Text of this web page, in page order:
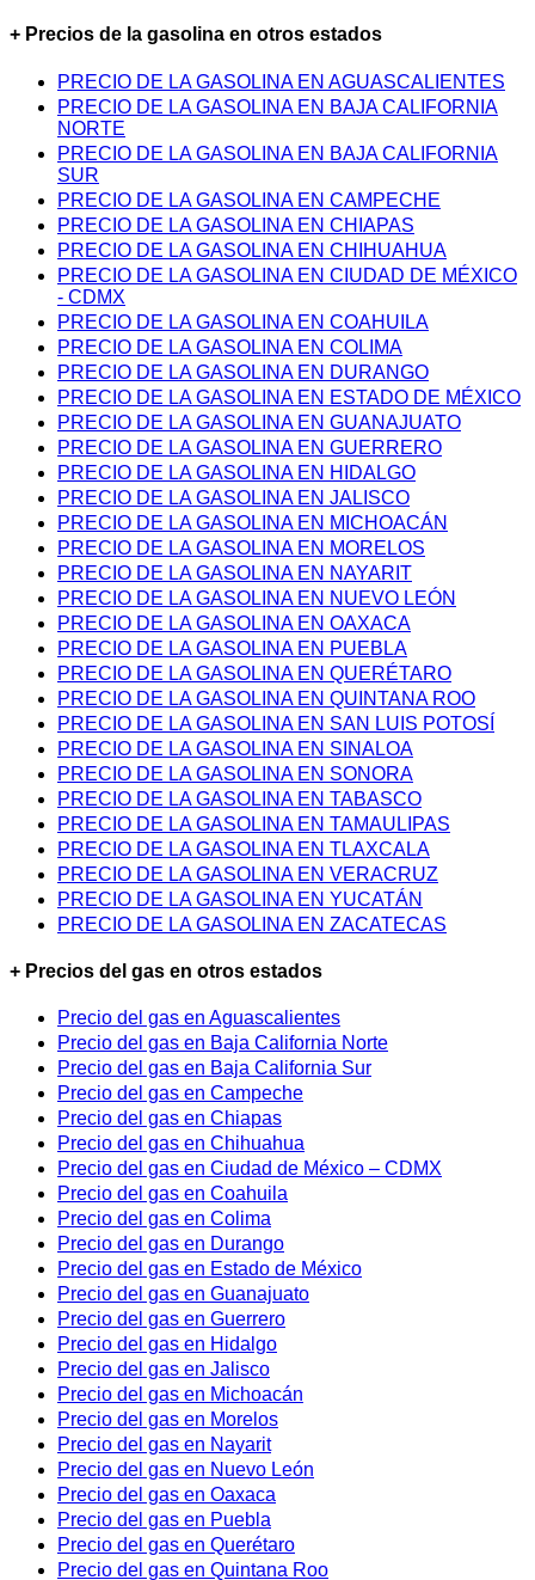
+ Precios de la gasolina en otros estados
PRECIO DE LA GASOLINA EN AGUASCALIENTES
PRECIO DE LA GASOLINA EN BAJA CALIFORNIA
NORTE
PRECIO DE LA GASOLINA EN BAJA CALIFORNIA
SUR
PRECIO DE LA GASOLINA EN CAMPECHE
PRECIO DE LA GASOLINA EN CHIAPAS
PRECIO DE LA GASOLINA EN CHIHUAHUA
PRECIO DE LA GASOLINA EN CIUDAD DE MÉXICO
- CDMX
PRECIO DE LA GASOLINA EN COAHUILA
PRECIO DE LA GASOLINA EN COLIMA
PRECIO DE LA GASOLINA EN DURANGO
PRECIO DE LA GASOLINA EN ESTADO DE MÉXICO
PRECIO DE LA GASOLINA EN GUANAJUATO
PRECIO DE LA GASOLINA EN GUERRERO
PRECIO DE LA GASOLINA EN HIDALGO
PRECIO DE LA GASOLINA EN JALISCO
PRECIO DE LA GASOLINA EN MICHOACÁN
PRECIO DE LA GASOLINA EN MORELOS
PRECIO DE LA GASOLINA EN NAYARIT
PRECIO DE LA GASOLINA EN NUEVO LEÓN
PRECIO DE LA GASOLINA EN OAXACA
PRECIO DE LA GASOLINA EN PUEBLA
PRECIO DE LA GASOLINA EN QUERÉTARO
PRECIO DE LA GASOLINA EN QUINTANA ROO
PRECIO DE LA GASOLINA EN SAN LUIS POTOSÍ
PRECIO DE LA GASOLINA EN SINALOA
PRECIO DE LA GASOLINA EN SONORA
PRECIO DE LA GASOLINA EN TABASCO
PRECIO DE LA GASOLINA EN TAMAULIPAS
PRECIO DE LA GASOLINA EN TLAXCALA
PRECIO DE LA GASOLINA EN VERACRUZ
PRECIO DE LA GASOLINA EN YUCATÁN
PRECIO DE LA GASOLINA EN ZACATECAS
+ Precios del gas en otros estados
Precio del gas en Aguascalientes
Precio del gas en Baja California Norte
Precio del gas en Baja California Sur
Precio del gas en Campeche
Precio del gas en Chiapas
Precio del gas en Chihuahua
Precio del gas en Ciudad de México – CDMX
Precio del gas en Coahuila
Precio del gas en Colima
Precio del gas en Durango
Precio del gas en Estado de México
Precio del gas en Guanajuato
Precio del gas en Guerrero
Precio del gas en Hidalgo
Precio del gas en Jalisco
Precio del gas en Michoacán
Precio del gas en Morelos
Precio del gas en Nayarit
Precio del gas en Nuevo León
Precio del gas en Oaxaca
Precio del gas en Puebla
Precio del gas en Querétaro
Precio del gas en Quintana Roo